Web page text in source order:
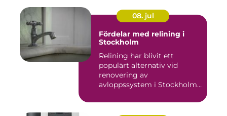
08. jul
Fördelar med relining i
Stockholm
Relining har blivit ett
populärt alternativ vid
renovering av
avloppssystem i Stockholm.